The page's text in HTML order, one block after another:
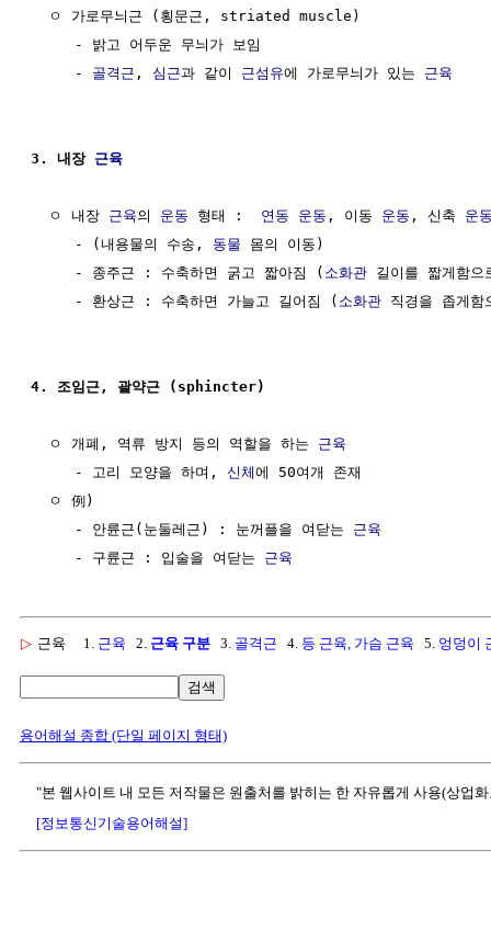
  ㅇ 가로무늬근 (횡문근, striated muscle)
     - 밝고 어두운 무늬가 보임
     -
골격근 , 심근과 같이 근섬유에 가로무늬가 있는 근육
3. 내장 근육
  ㅇ 내장
근육의 운동 형태 : 연동 운동 , 이동 운동 , 신축 운
     - (내용물의 수송,
동물 몸의 이동)
     - 종주근 : 수축하면 굵고 짧아짐 (
소화관 길이를 짧게함
     - 환상근 : 수축하면 가늘고 길어짐 (
소화관 직경을 좁게
4. 조임근, 괄약근 (sphincter)
  ㅇ 개폐, 역류 방지 등의 역할을 하는
근육
     - 고리 모양을 하며,
신체에 50여개 존재
  ㅇ 例)
     - 안륜근(눈둘레근) : 눈꺼플을 여닫는
근육
     - 구륜근 : 입술을 여닫는
근육
▷ 근육 1. 근육 2. 근육 구분 3. 골격근 4. 등 근육, 가슴 근육 5. 엉덩이
검색
용어해설 종합 (단일 페이지 형태)
"본 웹사이트 내 모든 저작물은 원출처를 밝히는 한 자유롭게 사용(상업
[정보통신기술용어해설]